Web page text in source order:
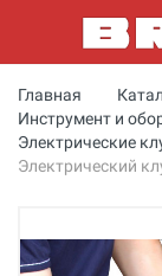
Главная
Инструмент и
Электрические
Электрический